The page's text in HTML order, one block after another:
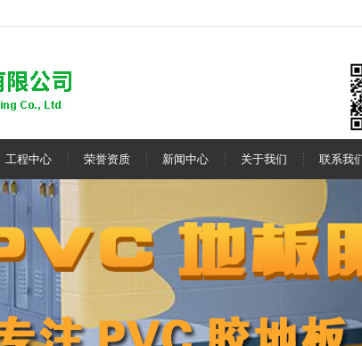
工程中心 荣誉资质 新闻中心 关于我们 联系我